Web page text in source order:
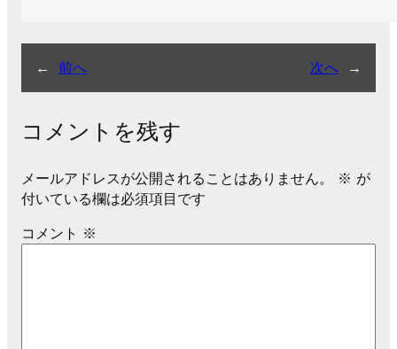
← 前へ 次へ →
コメントを残す
メールアドレスが公開されることはありません。 ※ が
付いている欄は必須項目です
コメント ※